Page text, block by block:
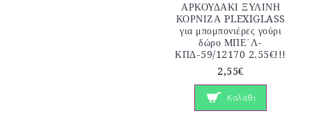
ΑΡΚΟΥΔΑΚΙ ΞΥΛΙΝΗ
ΚΟΡΝΙΖΑ PLEXIGLASS
για μπομπονιέρες γούρι
δώρο ΜΠΕ΄Λ-
ΚΠΔ-59/12170 2.55€!!!
2,55€
Καλάθι